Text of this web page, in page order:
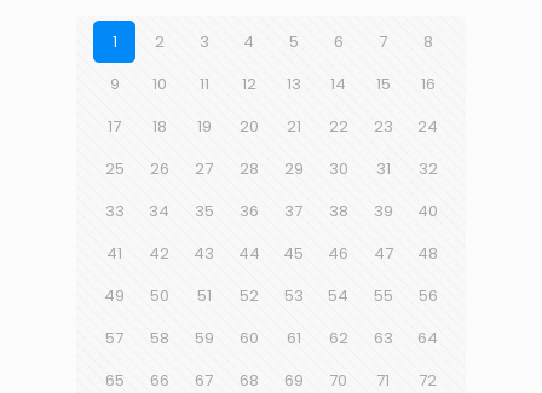
1 2 3 4 5 6 7
8
9
10 11 12 13 14 15
16
17
18 19 20 21 22 23
24
25
26 27 28 29 30 31
32
33
34 35 36 37 38 39
40
41
42 43 44 45 46 47
48
49
50 51 52 53 54 55
56
57
58 59 60 61 62 63
64
65
66 67 68 69 70 71
72